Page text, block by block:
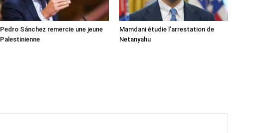
Pedro Sánchez remercie une jeune
Palestinienne
Mamdani étudie l’arrestation de
Netanyahu